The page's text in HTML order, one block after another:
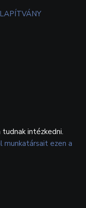
intézkedni.
munkatársait ezen a